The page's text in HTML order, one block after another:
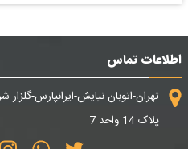
اطلاعات تماس
تهران-اتوبان نیایش-ایرانپارس-
پلاک 14 واحد 7